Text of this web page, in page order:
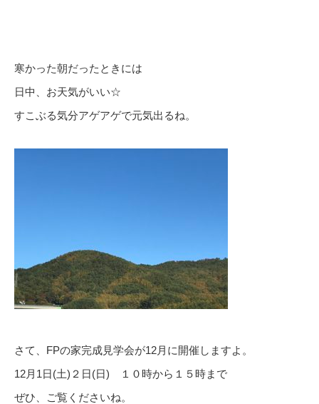
寒かった朝だったときには
日中、お天気がいい☆
すこぶる気分アゲアゲで元気出るね。
さて、FPの家完成見学会が12月に開催しますよ。
12月1日(土)２日(日) １０時から１５時まで
ぜひ、ご覧くださいね。